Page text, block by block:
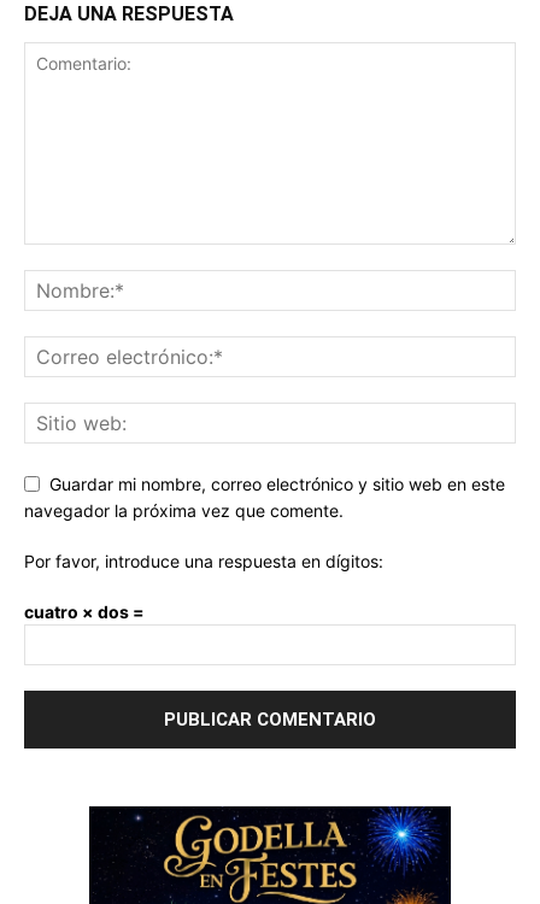
DEJA UNA RESPUESTA
Guardar mi nombre, correo electrónico y sitio web en este
navegador la próxima vez que comente.
Por favor, introduce una respuesta en dígitos:
cuatro × dos =